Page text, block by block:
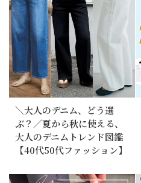
＼大人のデニム、どう選
ぶ？／夏から秋に使える、
大人のデニムトレンド図鑑
【40代50代ファッション】